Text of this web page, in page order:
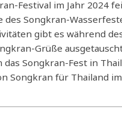
Festival im Jahr 2024
des Songkran-
gibt es während
Grüße
Songkran-Fest in
Songkran für Thailand im